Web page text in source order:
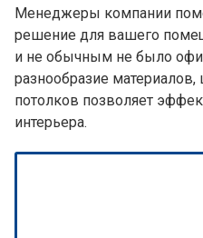
Менеджеры компании
решение для вашего
и не обычным не было
разнообразие
потолков позволяет
интерьера.